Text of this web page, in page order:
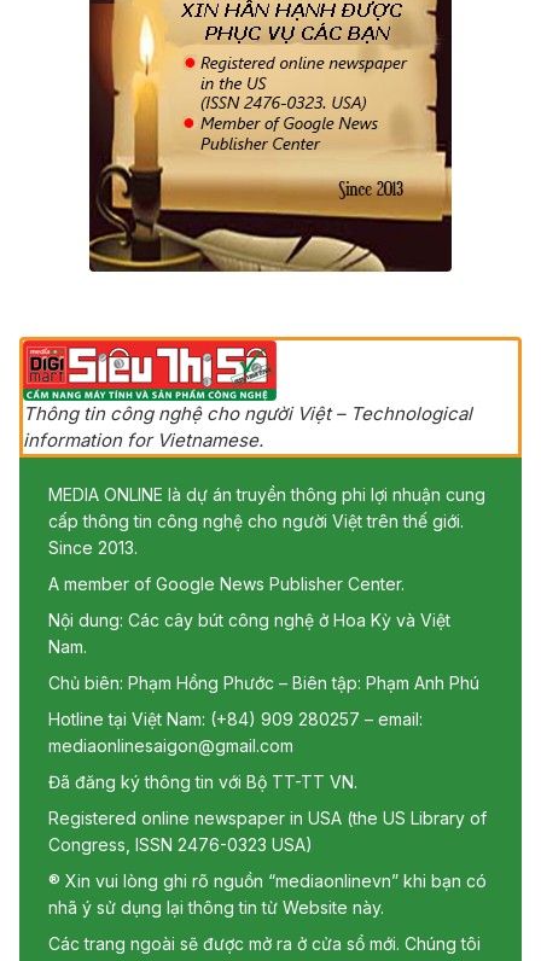
Thông tin công nghệ cho người Việt – Technological
information for Vietnamese.
MEDIA ONLINE là dự án truyền thông phi lợi nhuận cung
cấp thông tin công nghệ cho người Việt trên thế giới.
Since 2013.
A member of Google News Publisher Center.
Nội dung: Các cây bút công nghệ ở Hoa Kỳ và Việt
Nam.
Chủ biên: Phạm Hồng Phước – Biên tập: Phạm Anh Phú
Hotline tại Việt Nam: (+84) 909 280257 – email:
mediaonlinesaigon@gmail.com
Đã đăng ký thông tin với Bộ TT-TT VN.
Registered online newspaper in USA (the US Library of
Congress, ISSN 2476-0323 USA)
® Xin vui lòng ghi rõ nguồn “mediaonlinevn” khi bạn có
nhã ý sử dụng lại thông tin từ Website này.
Các trang ngoài sẽ được mở ra ở cửa sổ mới. Chúng tôi